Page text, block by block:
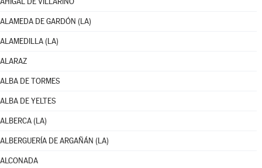
ALAMEDA DE GARDÓN (LA)
ALAMEDILLA (LA)
ALARAZ
ALBA DE TORMES
ALBA DE YELTES
ALBERCA (LA)
ALBERGUERÍA DE ARGAÑÁN (LA)
ALCONADA